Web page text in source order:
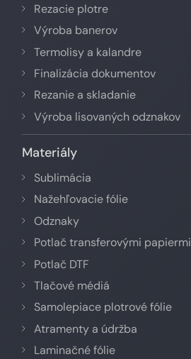
Rezacie plotre
Výroba banerov
Termolisy a kalandre
Finalizácia dokumentov
Rezanie a skladanie
Výroba lisovaných odznakov
Materiály
Sublimácia
Nažehľovacie fólie
Odznaky
Potlač transferovými papiermi
Potlač DTF
Tlačové médiá
Samolepiace plotrové fólie
Atramenty a údržba
Laminačné fólie